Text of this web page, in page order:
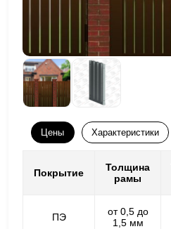
Цены Характеристики
Покрытие
Толщина
рамы
ПЭ
от 0,5 до
1,5 мм